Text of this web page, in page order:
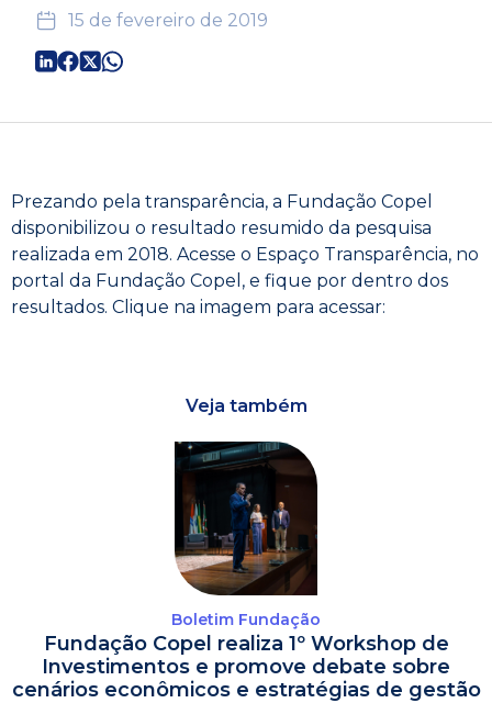
15 de fevereiro de 2019
Prezando pela transparência, a Fundação Copel
disponibilizou o resultado resumido da pesquisa
realizada em 2018. Acesse o Espaço Transparência, no
portal da Fundação Copel, e fique por dentro dos
resultados. Clique na imagem para acessar:
Veja também
Boletim Fundação
Fundação Copel realiza 1º Workshop de
Investimentos e promove debate sobre
cenários econômicos e estratégias de gestão